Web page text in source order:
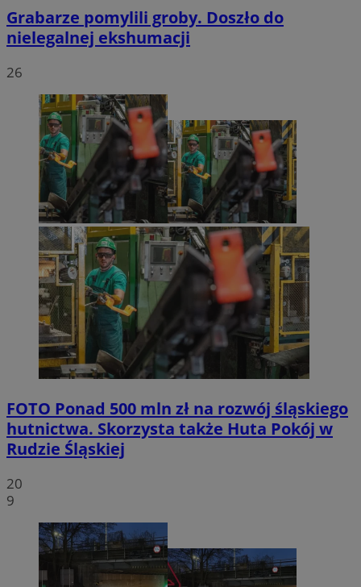
Grabarze pomylili groby. Doszło do
nielegalnej ekshumacji
26
FOTO Ponad 500 mln zł na rozwój śląskiego
hutnictwa. Skorzysta także Huta Pokój w
Rudzie Śląskiej
20
9